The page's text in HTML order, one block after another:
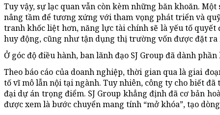
Tuy vậy, sự lạc quan vẫn còn kèm những băn khoăn.
nâng tầm để tương xứng với tham vọng phát triển và
tranh khốc liệt hơn, năng lực tài chính sẽ là yếu tố quyết
huy động, cũng như tận dụng thị trường vốn được đặt ra
Ở góc độ điều hành, ban lãnh đạo SJ Group đã dành
Theo báo cáo của doanh nghiệp, thời gian qua là giai
tố vĩ mô lẫn nội tại ngành. Tuy nhiên, công ty cho biết
đại dự án trọng điểm. SJ Group khẳng định đã cơ bản
được xem là bước chuyển mang tính “mở khóa”, tạo